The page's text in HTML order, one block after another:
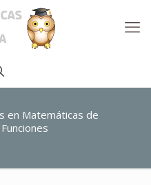
en Matemáticas de